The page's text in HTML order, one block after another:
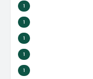
1
1
1
1
1